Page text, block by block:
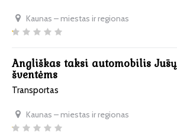
Kaunas – miestas ir regionas
Angliškas taksi automobilis Jūsų
šventėms
Transportas
Kaunas – miestas ir regionas